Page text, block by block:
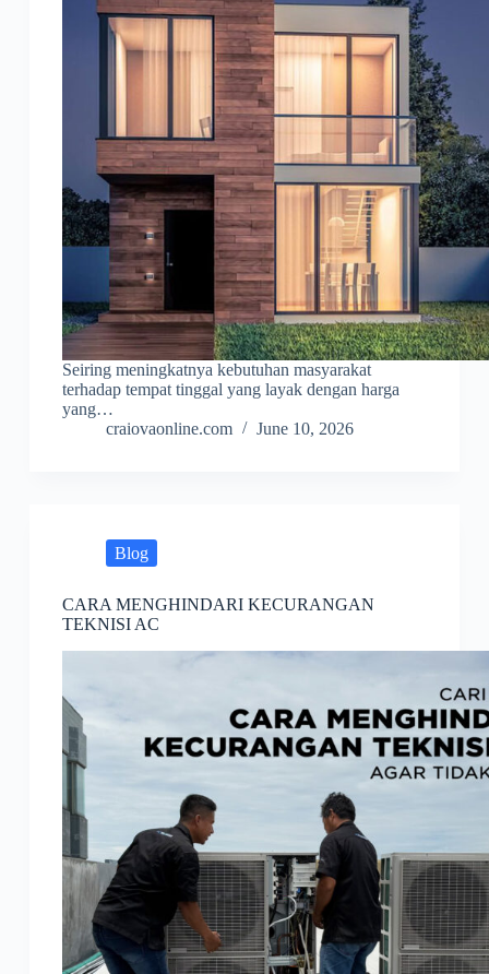
Seiring meningkatnya kebutuhan masyarakat
terhadap tempat tinggal yang layak dengan harga
yang…
craiovaonline.com
June 10, 2026
Blog
CARA MENGHINDARI KECURANGAN
TEKNISI AC